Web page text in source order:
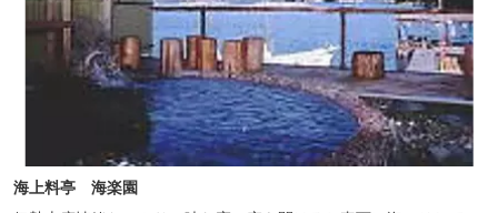
海上料亭 海楽園